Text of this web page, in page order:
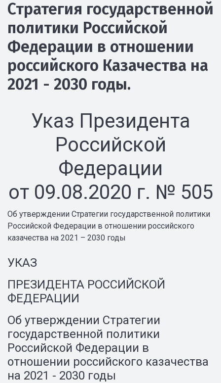
Стратегия государственной
политики Российской
Федерации в отношении
российского Казачества на
2021 - 2030 годы.
Указ Президента
Российской
Федерации
от 09.08.2020 г. № 505
Об утверждении Стратегии государственной политики
Российской Федерации в отношении российского
казачества на 2021 – 2030 годы
УКАЗ
ПРЕЗИДЕНТА РОССИЙСКОЙ
ФЕДЕРАЦИИ
Об утверждении Стратегии
государственной политики
Российской Федерации в
отношении российского казачества
на 2021 - 2030 годы